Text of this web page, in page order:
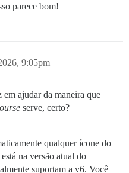
parece bom!
9:05pm
em ajudar da maneira que
serve, certo?
qualquer ícone do
na versão atual do
suportam a v6. Você